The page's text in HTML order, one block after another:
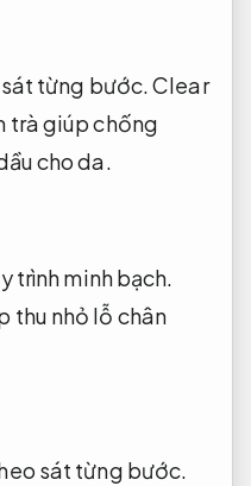
từng bước.Clear
trà giúp chống
cho da.
trình minh bạch.
thu nhỏ lỗ chân
sát từng bước.